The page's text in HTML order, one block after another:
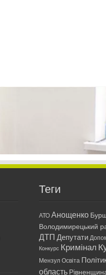
Теги
АТО Анощенко
Володимирецький
ДТП Депутати
Конкурс Кримінал
Мензул Освіта
область